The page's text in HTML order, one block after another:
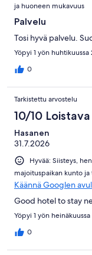
ja huoneen mukavuus
Palvelu
Tosi hyvä palvelu.
Yöpyi 1 yön
0
Tarkistettu arvostelu
10/10 Loistava
Hasanen
31.7.2026
Hyvää: Siisteys,
majoituspaikan kunto ja
Käännä Googlen
Good hotel to stay
Yöpyi 1 yön
0